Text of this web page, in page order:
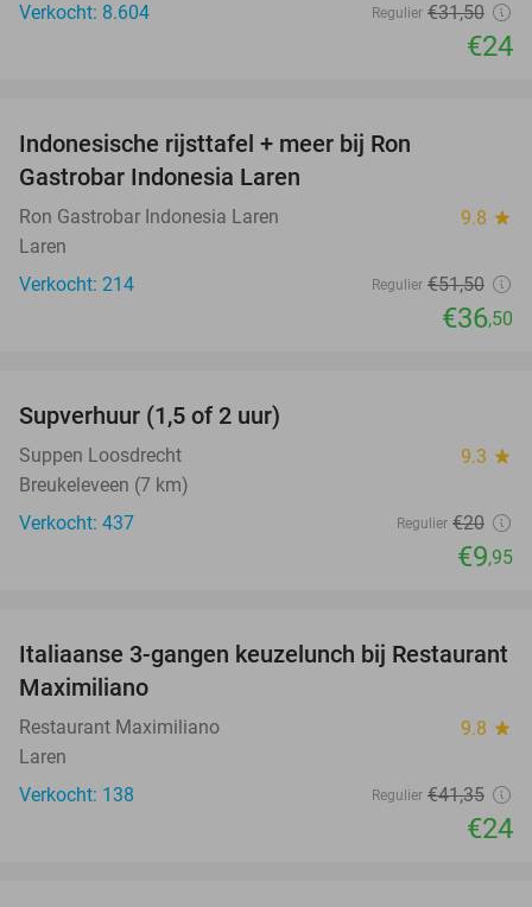
Verkocht: 8.604
Regulier €31,50
€24
Indonesische rijsttafel + meer bij Ron
Gastrobar Indonesia Laren
Ron Gastrobar Indonesia Laren 9.8 star
Laren
Verkocht: 214
Regulier €51,50
€36,50
Supverhuur (1,5 of 2 uur)
Suppen Loosdrecht 9.3 star
Breukeleveen (7 km)
Verkocht: 437
Regulier €20
€9,95
42%
Italiaanse 3-gangen keuzelunch bij Restaurant
Maximiliano
Restaurant Maximiliano 9.8 star
Laren
Verkocht: 138
Regulier €41,35
€24